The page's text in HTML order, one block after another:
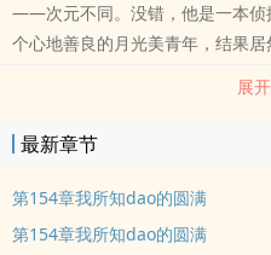
——次元不同。没错，他是一本侦
个心地善良的月光美青年，结果
其妙地被丢jin危机四伏的异世界
【近期最在意男xing】商碧落？
丢jin异世啊！最在意是因为每天
背】OR【公主抱】OR【单肩扛】
展
最新章节
第154章我所知dao的圆满
第154章我所知dao的圆满